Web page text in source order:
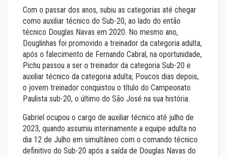
Com o passar dos anos, subiu as categorias até chegar
como auxiliar técnico do Sub-20, ao lado do então
técnico Douglas Navas em 2020. No mesmo ano,
Douglinhas foi promovido a treinador da categoria adulta,
após o falecimento de Fernando Cabral, na oportunidade,
Pichu passou a ser o treinador da categoria Sub-20 e
auxiliar técnico da categoria adulta; Poucos dias depois,
o jovem treinador conquistou o título do Campeonato
Paulista sub-20, o último do São José na sua história.
Gabriel ocupou o cargo de auxiliar técnico até julho de
2023, quando assumiu interinamente a equipe adulta no
dia 12 de Julho em simultâneo com o comando técnico
definitivo do Sub-20 após a saída de Douglas Navas do